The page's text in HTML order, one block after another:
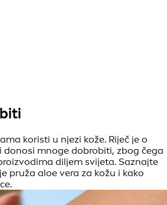
koristi u njezi kože. Riječ je o
donosi mnoge dobrobiti, zbog čega
diljem svijeta. Saznajte
pruža aloe vera za kožu i kako